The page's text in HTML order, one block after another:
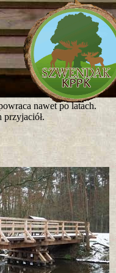
nawet po latach.
przyjaciół.